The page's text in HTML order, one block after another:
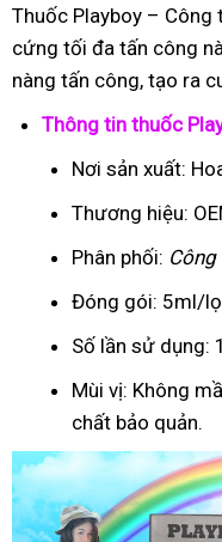
Thuốc Playboy – Công
cứng tối đa tấn công
nàng tấn công, tạo ra
Thông tin thuốc
Nơi sản xuất:
Thương hiệu:
Phân phối: Công
Đóng gói: 5ml/lọ
Số lần sử dụng:
Mùi vị: Không
chất bảo quản.